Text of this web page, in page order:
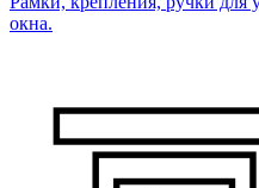
окна.